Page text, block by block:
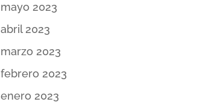
mayo 2023
abril 2023
marzo 2023
febrero 2023
enero 2023